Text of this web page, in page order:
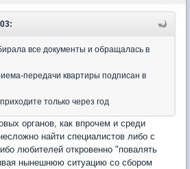
все документы и обращалась в
передачи квартиры подписан в
только через год
органов, как впрочем и среди
найти специалистов либо с
любителей откровенно "повалять
нынешнюю ситуацию со сбором